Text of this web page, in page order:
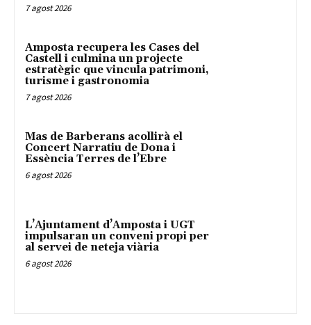
7 agost 2026
Amposta recupera les Cases del
Castell i culmina un projecte
estratègic que vincula patrimoni,
turisme i gastronomia
7 agost 2026
Mas de Barberans acollirà el
Concert Narratiu de Dona i
Essència Terres de l’Ebre
6 agost 2026
L’Ajuntament d’Amposta i UGT
impulsaran un conveni propi per
al servei de neteja viària
6 agost 2026